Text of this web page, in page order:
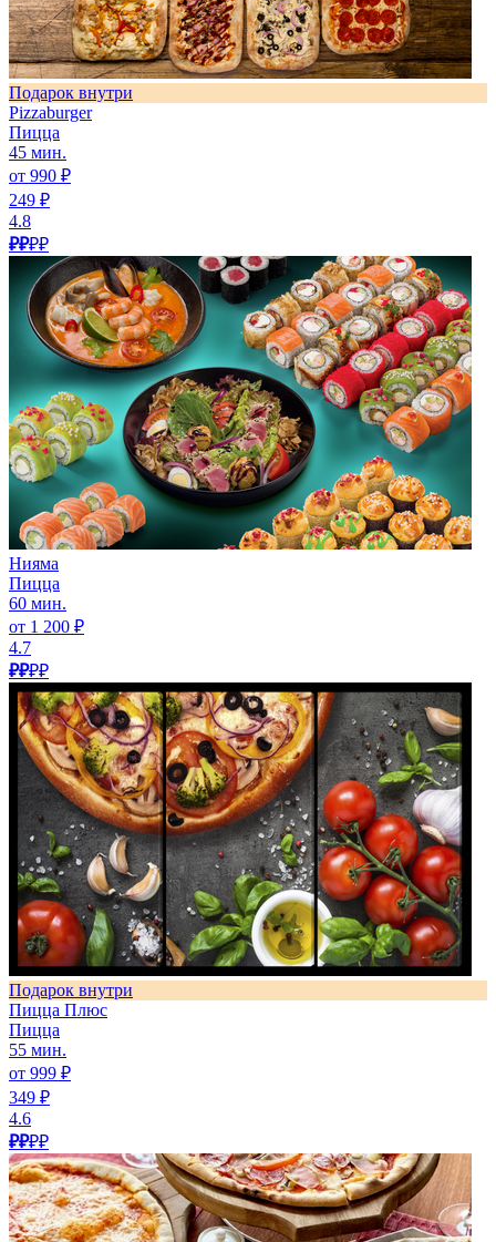
Подарок внутри
Pizzaburger
Пицца
45 мин.
от 990 ₽
249 ₽
4.8
₽₽₽₽
Нияма
Пицца
60 мин.
от 1 200 ₽
4.7
₽₽₽₽
Подарок внутри
Пицца Плюс
Пицца
55 мин.
от 999 ₽
349 ₽
4.6
₽₽₽₽